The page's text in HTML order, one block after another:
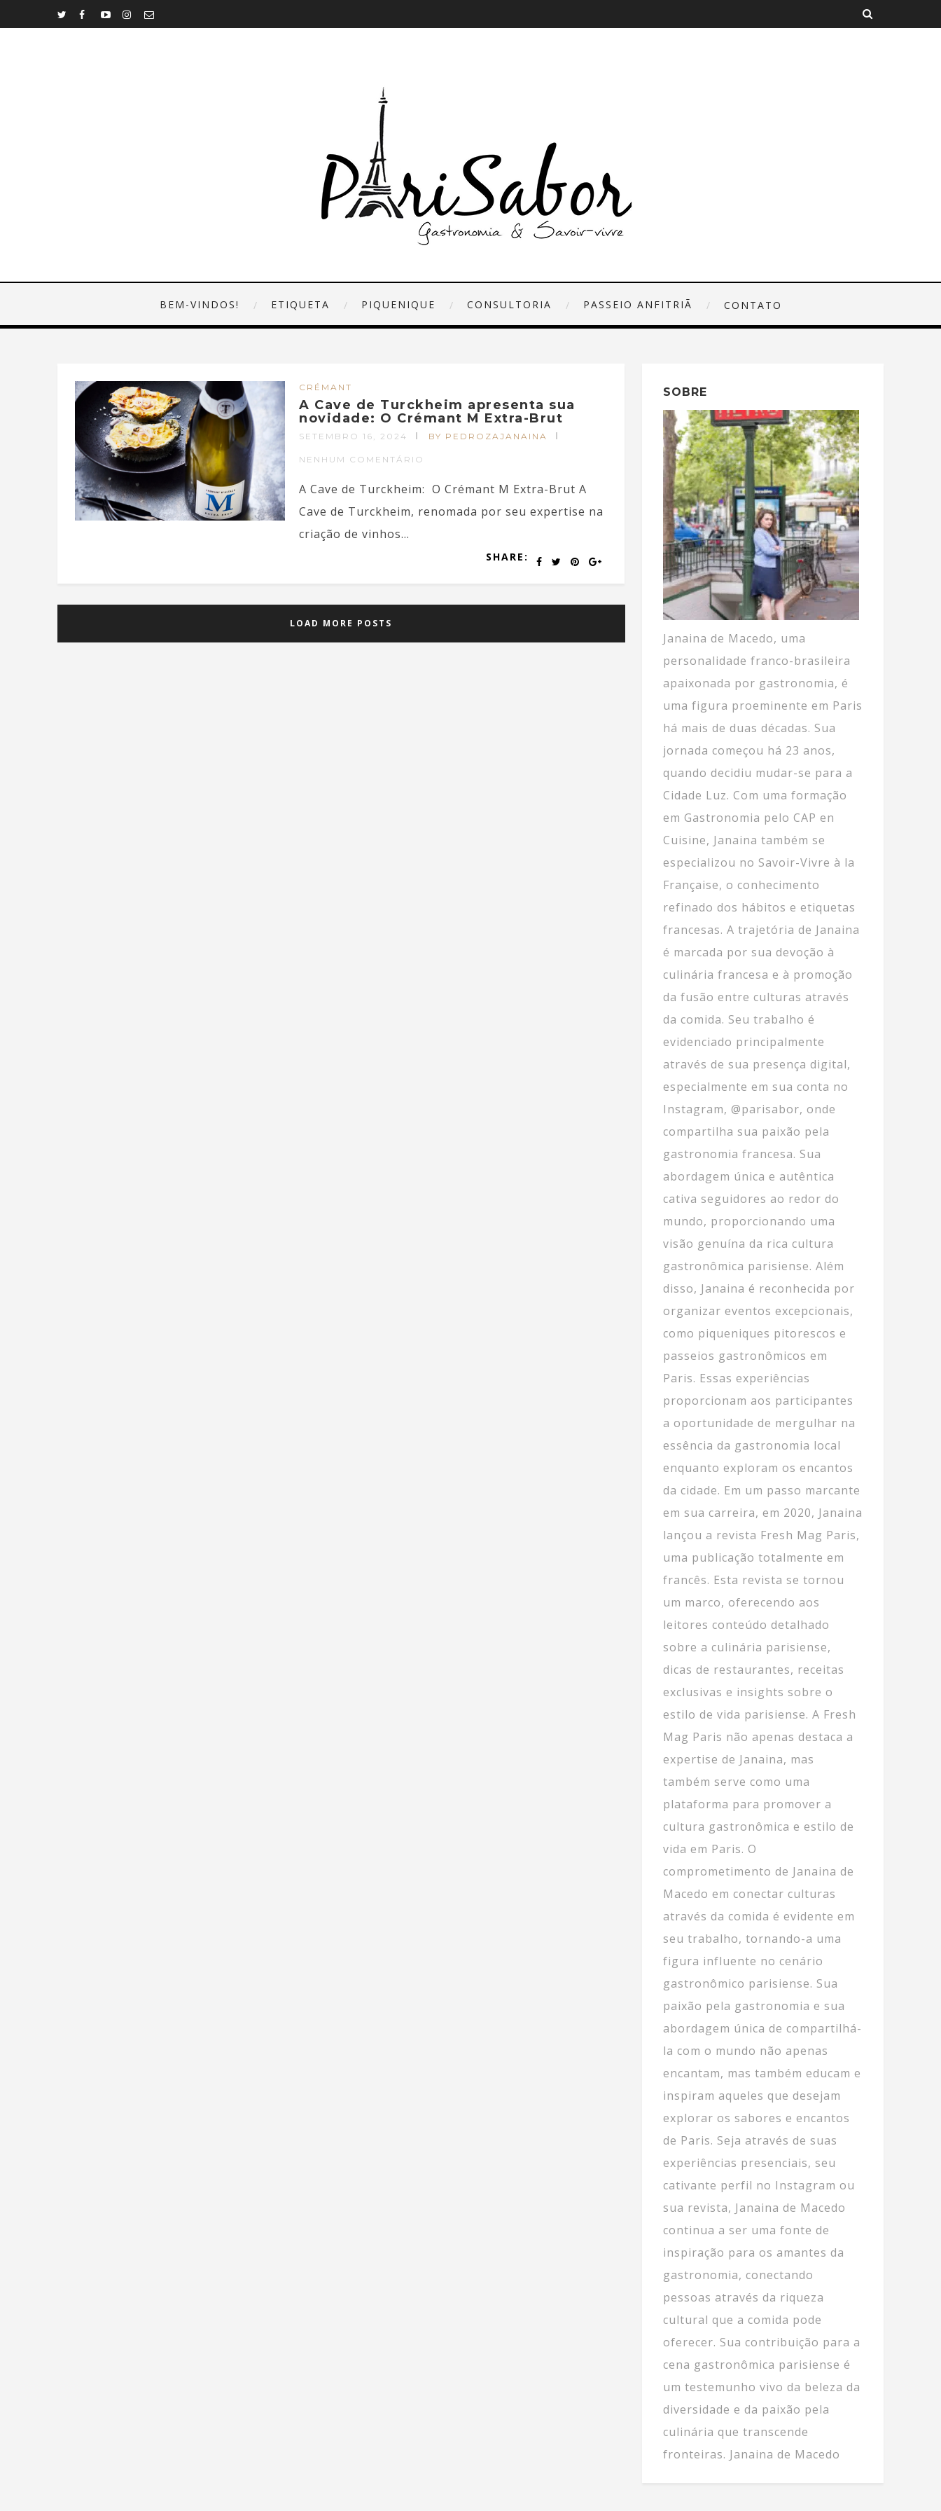
BEM-VINDOS! ETIQUETA PIQUENIQUE CONSULTORIA PASSEIO ANFITRIÃ CONTATO
CRÉMANT
A Cave de Turckheim apresenta sua
novidade: O Crémant M Extra-Brut
SETEMBRO 16, 2024 BY PEDROZAJANAINA
NENHUM COMENTÁRIO
A Cave de Turckheim: O Crémant M Extra-Brut A
Cave de Turckheim, renomada por seu expertise na
criação de vinhos...
SHARE:
LOAD MORE POSTS
SOBRE
Janaina de Macedo, uma
personalidade franco-brasileira
apaixonada por gastronomia, é
uma figura proeminente em Paris
há mais de duas décadas. Sua
jornada começou há 23 anos,
quando decidiu mudar-se para a
Cidade Luz. Com uma formação
em Gastronomia pelo CAP en
Cuisine, Janaina também se
especializou no Savoir-Vivre à la
Française, o conhecimento
refinado dos hábitos e etiquetas
francesas. A trajetória de Janaina
é marcada por sua devoção à
culinária francesa e à promoção
da fusão entre culturas através
da comida. Seu trabalho é
evidenciado principalmente
através de sua presença digital,
especialmente em sua conta no
Instagram, @parisabor, onde
compartilha sua paixão pela
gastronomia francesa. Sua
abordagem única e autêntica
cativa seguidores ao redor do
mundo, proporcionando uma
visão genuína da rica cultura
gastronômica parisiense. Além
disso, Janaina é reconhecida por
organizar eventos excepcionais,
como piqueniques pitorescos e
passeios gastronômicos em
Paris. Essas experiências
proporcionam aos participantes
a oportunidade de mergulhar na
essência da gastronomia local
enquanto exploram os encantos
da cidade. Em um passo marcante
em sua carreira, em 2020, Janaina
lançou a revista Fresh Mag Paris,
uma publicação totalmente em
francês. Esta revista se tornou
um marco, oferecendo aos
leitores conteúdo detalhado
sobre a culinária parisiense,
dicas de restaurantes, receitas
exclusivas e insights sobre o
estilo de vida parisiense. A Fresh
Mag Paris não apenas destaca a
expertise de Janaina, mas
também serve como uma
plataforma para promover a
cultura gastronômica e estilo de
vida em Paris. O
comprometimento de Janaina de
Macedo em conectar culturas
através da comida é evidente em
seu trabalho, tornando-a uma
figura influente no cenário
gastronômico parisiense. Sua
paixão pela gastronomia e sua
abordagem única de compartilhá-
la com o mundo não apenas
encantam, mas também educam e
inspiram aqueles que desejam
explorar os sabores e encantos
de Paris. Seja através de suas
experiências presenciais, seu
cativante perfil no Instagram ou
sua revista, Janaina de Macedo
continua a ser uma fonte de
inspiração para os amantes da
gastronomia, conectando
pessoas através da riqueza
cultural que a comida pode
oferecer. Sua contribuição para a
cena gastronômica parisiense é
um testemunho vivo da beleza da
diversidade e da paixão pela
culinária que transcende
fronteiras. Janaina de Macedo